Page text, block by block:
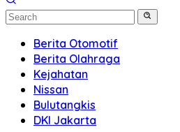
Berita Otomotif
Berita Olahraga
Kejahatan
Nissan
Bulutangkis
DKI Jakarta